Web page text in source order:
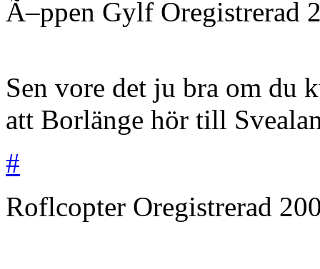
Ã–ppen Gylf Oregistrerad
Sen vore det ju bra om du
att Borlänge hör till
#
Roflcopter Oregistrerad